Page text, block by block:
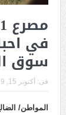
في
سوق
فى: أكتوبر 15, 2019
المواطن/